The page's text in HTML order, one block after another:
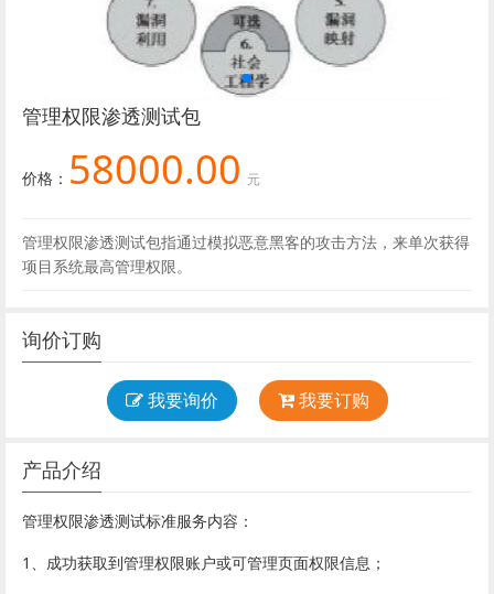
管理权限渗透测试包
价格： 58000.00 元
管理权限渗透测试包指通过模拟恶意黑客的攻击方法，来单次获得
项目系统最高管理权限。
询价订购
我要询价 我要订购
产品介绍
管理权限渗透测试标准服务内容：
1、成功获取到管理权限账户或可管理页面权限信息；